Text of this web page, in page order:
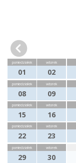
poniedziałek
01
wtorek
02
poniedziałek
08
wtorek
09
poniedziałek
15
wtorek
16
poniedziałek
22
wtorek
23
poniedziałek
29
wtorek
30